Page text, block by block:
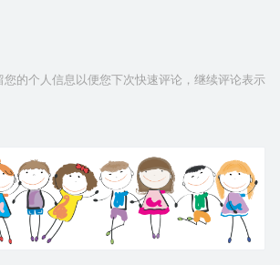
您的个人信息以便您下次快速评论，继续评论表示